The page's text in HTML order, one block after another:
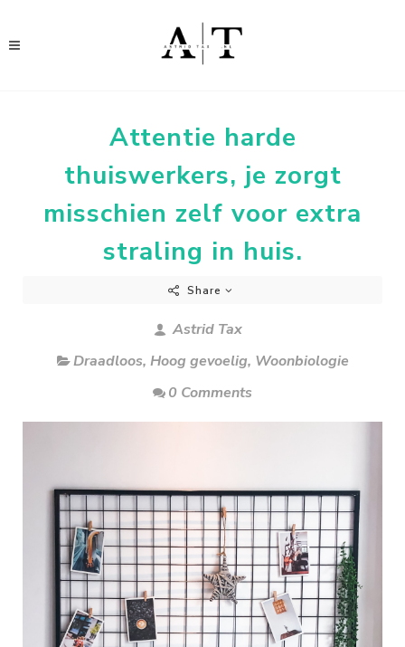
Attentie harde
thuiswerkers, je zorgt
misschien zelf voor extra
straling in huis.
Share
Astrid Tax
Draadloos, Hoog gevoelig, Woonbiologie
0 Comments